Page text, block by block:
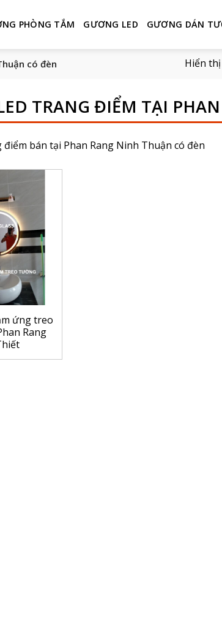
PHÒNG TẮM GƯƠNG LED GƯƠNG DÁN
có đèn Hiển
TRANG ĐIỂM TẠI
bán tại Phan Rang Ninh Thuận có đèn
ứng treo
Rang